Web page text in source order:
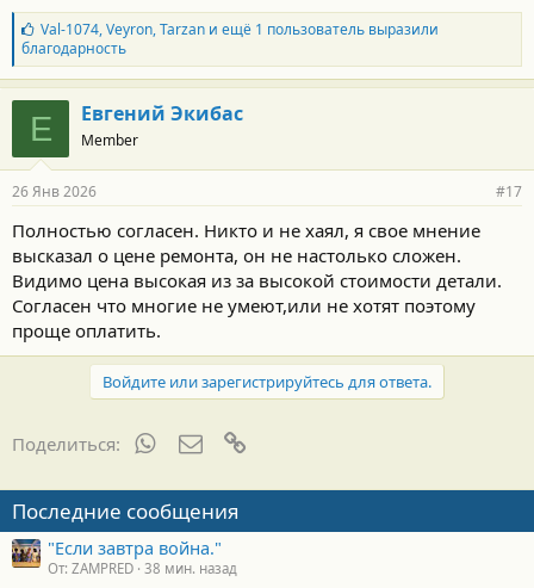
Б
л
а
г
о
д
а
р
о
т
и
:
Val-1074,Veyron,Tarzanи ещё 1 пользователь выразили
благодарность
Е Евгений Экибас
Member
26 Янв 2026 #17
Полностью согласен. Никто и не хаял, я свое мнение
высказал о цене ремонта, он не настолько сложен.
Видимо цена высокая из за высокой стоимости детали.
Согласен что многие не умеют,или не хотят поэтому
проще оплатить.
Войдите или зарегистрируйтесь для ответа.
Поделиться: WhatsAppЭлектронная почта
Последние сообщения
"Если завтра война."
От: ZAMPRED 38 мин. назад